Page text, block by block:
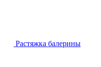
Растяжка балерины